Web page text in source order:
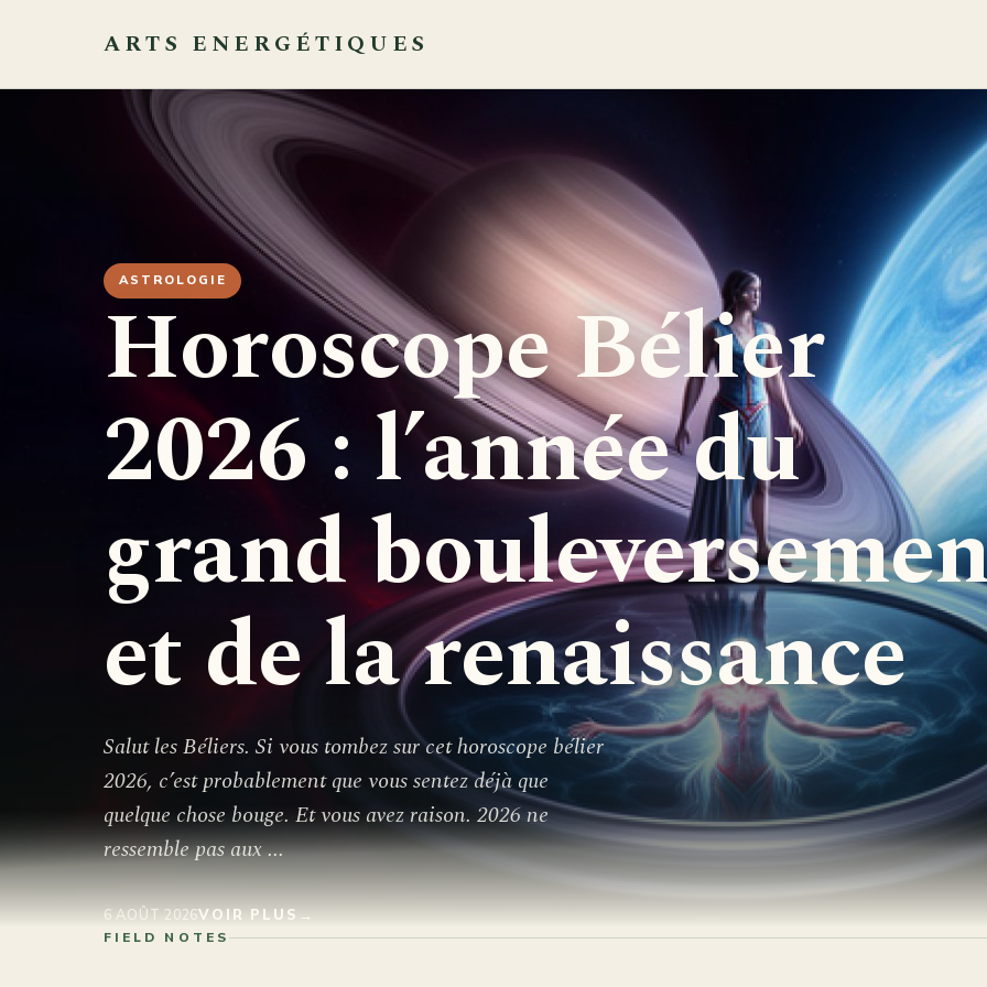
ARTS ENERGÉTIQUES
ASTROLOGIE
Horoscope Bélier
2026 : l’année du
grand
et de la renaissance
Salut les Béliers. Si vous tombez sur cet horoscope bélier
2026, c’est probablement que vous sentez déjà que
quelque chose bouge. Et vous avez raison. 2026 ne
ressemble pas aux ...
6 AOÛT 2026VOIR PLUS →
FIELD NOTES